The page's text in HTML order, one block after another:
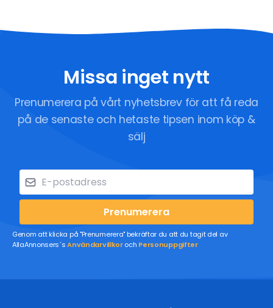
Missa inget nytt
Prenumerera på vårt nyhetsbrev för att få reda
på de senaste och hetaste tipsen inom köp &
sälj
Prenumerera
Genom att klicka på "Prenumerera" bekräftar du att du tagit del av
AllaAnnonsers´sAnvändarvillkoroch Personuppgifter